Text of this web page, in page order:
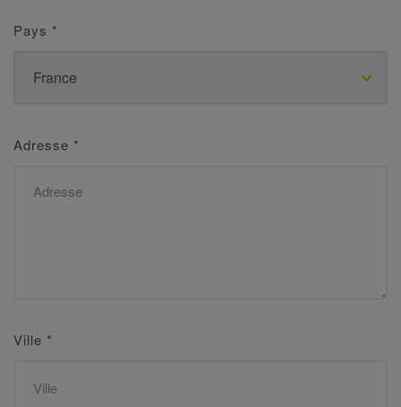
Pays *
Adresse *
Ville *